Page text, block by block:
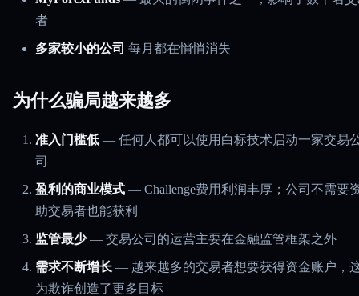
者
多家较小的公司 每月都在悄悄消失
为什么骗局越来越多
准入门槛低 — 任何人都可以使用白标技术启动一家交易
司
盈利的商业模式 — Challenge费用利润丰厚；公司不需要
助交易者也能获利
监管最少— 交易公司的运营主要在金融监管框架之外
需求不断增长 — 越来越多的交易者想要获得资金账户，
为欺诈创造了更多目标